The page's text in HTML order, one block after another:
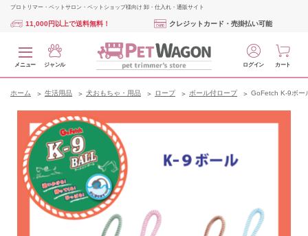
プロトリマー・ペットサロン・ペットショップ様向け 卸・仕入れ・通販サイト
11,000円以上で送料無料！ クレジットカード・売掛払い可能
メニュー ジャンル ログイン カート
ホーム 生活用品 犬おもちゃ・用品 ロープ ボール付ロープ GoFetch K-9ボー